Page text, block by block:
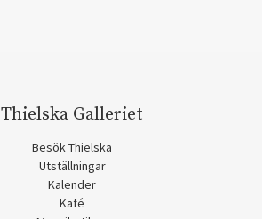
Thielska Galleriet
Besök Thielska
Utställningar
Kalender
Kafé